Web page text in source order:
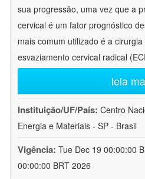
sua progressão, uma vez que a
cervical é um fator prognóstico
mais comum utilizado é a
esvaziamento cervical radical
leia
Instituição/UF/País: Centro
Energia e Materiais - SP - Brasil
Vigência: Tue Dec 19 00:00:00
00:00:00 BRT 2026